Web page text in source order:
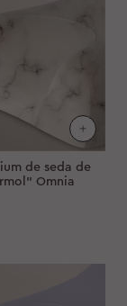
de seda de
Omnia